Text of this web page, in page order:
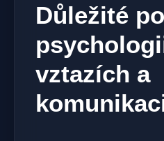
Důležité
vztazích a